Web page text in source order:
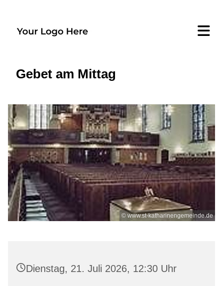
Gebet am Mittag
© www.st-katharinengemeinde.de
Dienstag, 21. Juli 2026, 12:30 Uhr